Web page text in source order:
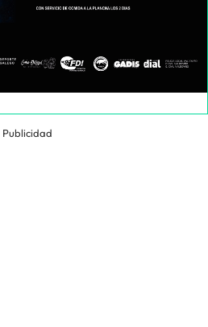
Publicidad